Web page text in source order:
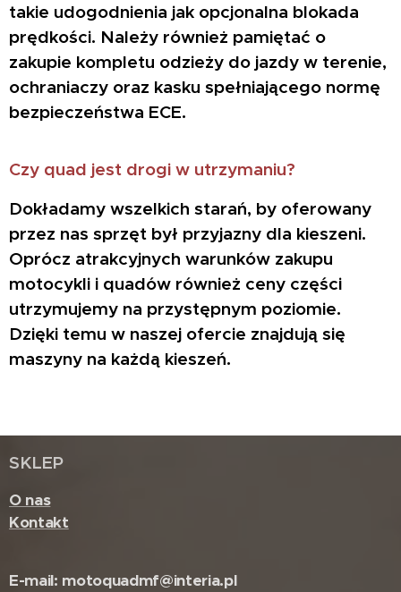
takie udogodnienia jak opcjonalna blokada
prędkości. Należy również pamiętać o
zakupie kompletu odzieży do jazdy w terenie,
ochraniaczy oraz kasku spełniającego normę
bezpieczeństwa ECE.
Czy quad jest drogi w utrzymaniu?
Dokładamy wszelkich starań, by oferowany
przez nas sprzęt był przyjazny dla kieszeni.
Oprócz atrakcyjnych warunków zakupu
motocykli i quadów również ceny części
utrzymujemy na przystępnym poziomie.
Dzięki temu w naszej ofercie znajdują się
maszyny na każdą kieszeń.
SKLEP
O nas
Kontakt
E-mail: motoquadmf@interia.pl